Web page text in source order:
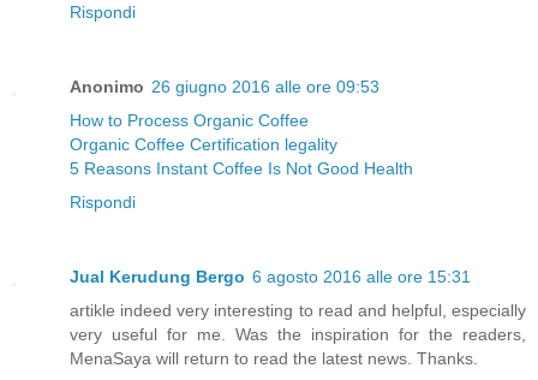
Rispondi
Anonimo 26 giugno 2016 alle ore 09:53
How to Process Organic Coffee
Organic Coffee Certification legality
5 Reasons Instant Coffee Is Not Good Health
Rispondi
Jual Kerudung Bergo 6 agosto 2016 alle ore 15:31
artikle indeed very interesting to read and helpful, especially
very useful for me. Was the inspiration for the readers,
MenaSaya will return to read the latest news. Thanks.